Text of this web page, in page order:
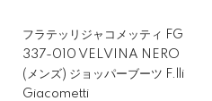
フラテッリジャコメッティ FG
337-010 VELVINA NERO
(メンズ) ジョッパーブーツ F.lli
Giacometti